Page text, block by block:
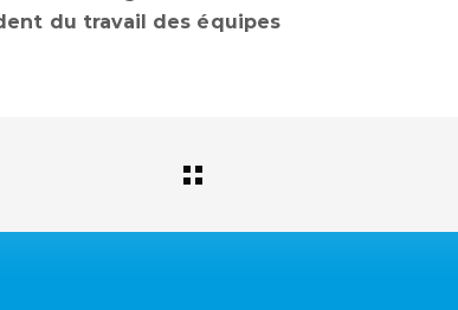
du travail des équipes